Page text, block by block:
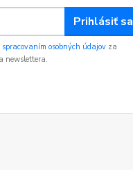
Prihlásiť sa
spracovaním osobných údajov za
newslettera.